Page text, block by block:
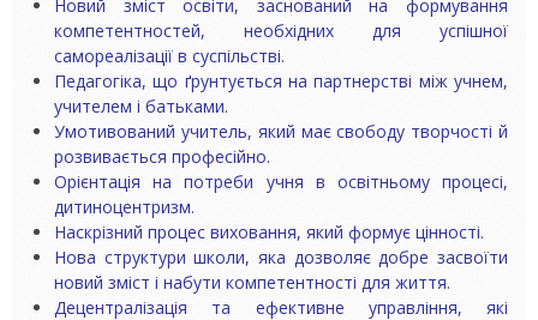
Новий зміст освіти, заснований на формування
компетентностей, необхідних для успішної
самореалізації в суспільстві.
Педагогіка, що ґрунтується на партнерстві між учнем,
учителем і батьками.
Умотивований учитель, який має свободу творчості й
розвивається професійно.
Орієнтація на потреби учня в освітньому процесі,
дитиноцентризм.
Наскрізний процес виховання, який формує цінності.
Нова структури школи, яка дозволяє добре засвоїти
новий зміст і набути компетентності для життя.
Децентралізація та ефективне управління, які